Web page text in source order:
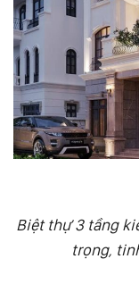
Biệt thự 3 tầng
trọng,